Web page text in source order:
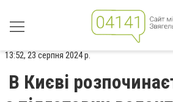
13:52, 23 серпня 2024 р.
В Києві